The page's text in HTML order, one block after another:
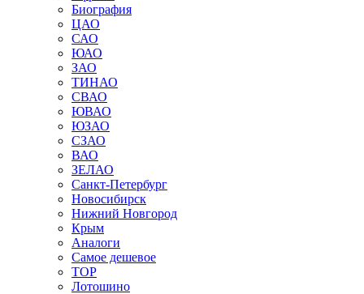
Биография
ЦАО
САО
ЮАО
ЗАО
ТИНАО
СВАО
ЮВАО
ЮЗАО
СЗАО
ВАО
ЗЕЛАО
Санкт-Петербург
Новосибирск
Нижний Новгород
Крым
Аналоги
Самое дешевое
TOP
Лотошино